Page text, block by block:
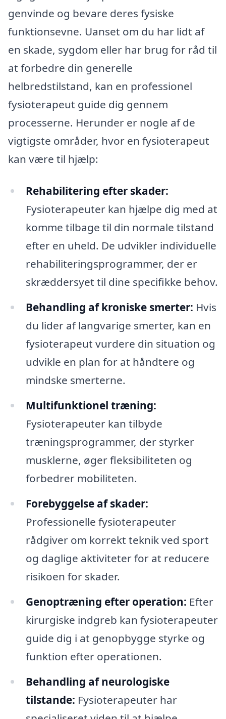
genvinde og bevare deres fysiske
funktionsevne. Uanset om du har lidt af
en skade, sygdom eller har brug for råd til
at forbedre din generelle
helbredstilstand, kan en professionel
fysioterapeut guide dig gennem
processerne. Herunder er nogle af de
vigtigste områder, hvor en fysioterapeut
kan være til hjælp:
Rehabilitering efter skader:
Fysioterapeuter kan hjælpe dig med at
komme tilbage til din normale tilstand
efter en uheld. De udvikler individuelle
rehabiliteringsprogrammer, der er
skræddersyet til dine specifikke behov.
Behandling af kroniske smerter: Hvis
du lider af langvarige smerter, kan en
fysioterapeut vurdere din situation og
udvikle en plan for at håndtere og
mindske smerterne.
Multifunktionel træning:
Fysioterapeuter kan tilbyde
træningsprogrammer, der styrker
musklerne, øger fleksibiliteten og
forbedrer mobiliteten.
Forebyggelse af skader:
Professionelle fysioterapeuter
rådgiver om korrekt teknik ved sport
og daglige aktiviteter for at reducere
risikoen for skader.
Genoptræning efter operation: Efter
kirurgiske indgreb kan fysioterapeuter
guide dig i at genopbygge styrke og
funktion efter operationen.
Behandling af neurologiske
tilstande: Fysioterapeuter har